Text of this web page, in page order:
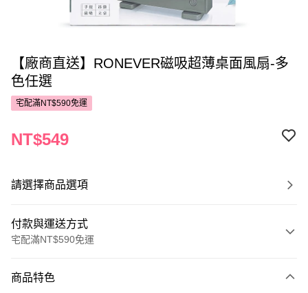
【廠商直送】RONEVER磁吸超薄桌面風扇-多
色任選
宅配滿NT$590免運
NT$549
請選擇商品選項
付款與運送方式
宅配滿NT$590免運
POYA支付
商品特色